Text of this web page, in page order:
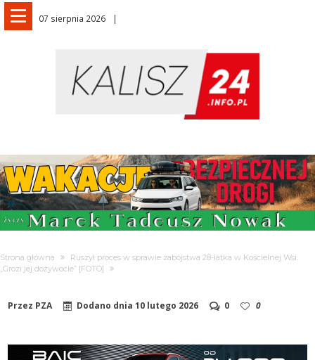
07 sierpnia 2026
Strona główna
Ruszył proces w sprawie zabójstwa 28-latka w Kościelnej Wsi.
„Grozi jej dożywocie” [FOTO]
Przez PZA Dodano dnia10 lutego 2026 0 0